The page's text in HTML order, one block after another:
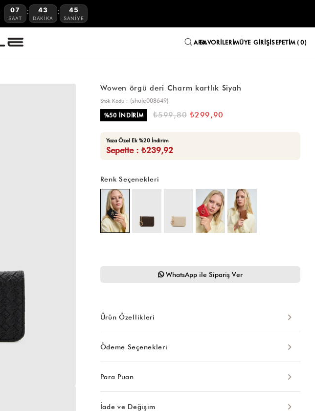
07
SAAT
: 43
DAKIKA
: 44
SANIYE
FAVORILERIMÜYE GIRIŞISEPETIM 0
Wowen örgü deri Charm kartlık Siyah
Stok Kodu
(shule008649)
%50İNDIRIM ₺599,80 ₺299,90
Yaza Özel Ek %20 İndirim
Sepette : ₺239,92
Renk Seçenekleri
WhatsApp ile Sipariş Ver
Ürün Özellikleri
Ödeme Seçenekleri
Para Puan
İade ve Değişim